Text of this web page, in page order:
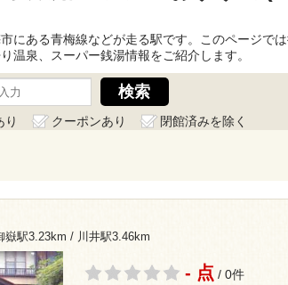
にある青梅線などが走る駅です。このページで
温泉、スーパー銭湯情報をご紹介します。
り クーポンあり
閉館済みを除く
嶽駅3.23km / 川井駅3.46km
- 点 / 0件